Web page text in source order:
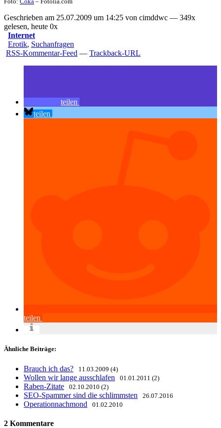
Geschrieben am 25.07.2009 um 14:25 von cimddwc — 349x
gelesen, heute 0x
Internet
Erotik, Suchanfragen
RSS-Kommentar-Feed — Trackback-URL
teilen
teilen
teilen
Ähnliche Beiträge:
Brauch ich das? 11.03.2009 (4)
Wollen wir lange ausschlafen 01.01.2011 (2)
Raben-Zitate 02.10.2010 (2)
SEO-Spammer sind die schlimmsten 26.07.2016
Operationnachmond 01.02.2010
2 Kommentare